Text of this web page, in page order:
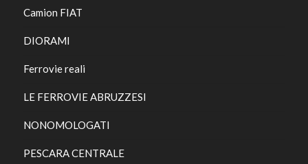
Camion FIAT
DIORAMI
Ferrovie reali
LE FERROVIE ABRUZZESI
NONOMOLOGATI
PESCARA CENTRALE